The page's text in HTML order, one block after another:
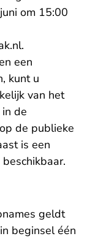
om 15:00
- U verlaat
.
een
kunt u
van het
de
de publieke
is een
geldt
beginsel één